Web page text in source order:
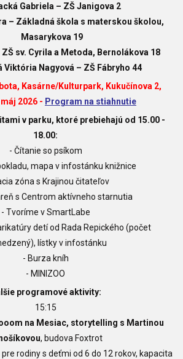
Gabriela – ZŠ Janigova 2
– Základná škola s materskou školou,
Masarykova 19
sv. Cyrila a Metoda, Bernolákova 18
Viktória Nagyová – ZŠ Fábryho 44
Kasárne/Kulturpark, Kukučínova 2,
2026 - Program na stiahnutie
v parku, ktoré prebiehajú od 15.00 -
18.00:
- Čítanie so psíkom
mapa v infostánku knižnice
zóna s Krajinou čitateľov
s Centrom aktívneho starnutia
- Tvoríme v SmartLabe
detí od Rada Repického (počet
lístky v infostánku
- Burza kníh
- MINIZOO
programové aktivity:
15:15
na Mesiac, storytelling s Martinou
, budova Foxtrot
rodiny s deťmi od 6 do 12 rokov, kapacita